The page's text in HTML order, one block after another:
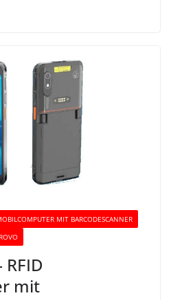
MIT BARCODESCANNER
mit